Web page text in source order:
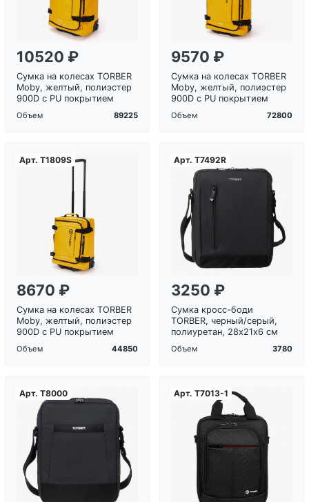
10520 ₽
Сумка на колесах TORBER
Moby, желтый, полиэстер
900D с PU покрытием
Объем 89225
9570 ₽
Сумка на колесах TORBER
Moby, желтый, полиэстер
900D с PU покрытием
Объем 72800
Арт. T1809S
Загрузка...
8670 ₽
Сумка на колесах TORBER
Moby, желтый, полиэстер
900D с PU покрытием
Объем 44850
Арт. T7492R
3250 ₽
Сумка кросс-боди
TORBER, черный/серый,
полиуретан, 28х21х6 см
Объем 3780
Арт. T8000 Арт. T7013-1
Загрузка...